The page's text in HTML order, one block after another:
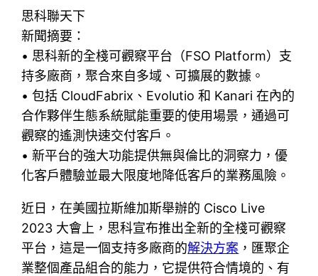
思科聯天下
新聞摘要：
• 思科新的全棧可觀察平台（FSO Platform）支
持多廠商，聚合來自多域、可擴展的數據。
• 包括 CloudFabrix、Evolutio 和 Kanari 在內的
合作夥伴生態系統賦能重要的使用場景，通過可
觀察的遙測快速交付客戶。
• 新平台的強大功能提供無與倫比的洞察力，優
化客戶體驗並最大限度地降低客戶的業務風險。
近日，在美國拉斯維加斯舉辦的 Cisco Live
2023 大會上，思科宣布推出全新的全棧可觀察
平台，這是一個支持多廠商的解決方案 ，匯聚企
業整個產品組合的能力，它提供符合情境的、有